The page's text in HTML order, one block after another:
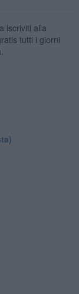
iscriviti alla
tutti i giorni